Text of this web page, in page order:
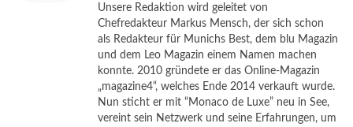
Familie die gleiche Tracht tragen kann.“
Ihre Kinder brachten Ideen in das Design ein: „Die Jungs waren
von Anfang an für Blau. Meine Tochter ist kein Pink-Fan und
fand somit Blau auch besser. So wurde es ein blaues Dirndl“,
sagt Alessandra Meyer-Wölden. Die Gäste haben die Kollektion
Unsere Redaktion wird geleitet von
Chefredakteur Markus Mensch, der sich schon
als Redakteur für Munichs Best, dem blu Magazin
und dem Leo Magazin einem Namen machen
konnte. 2010 gründete er das Online-Magazin
„magazine4“, welches Ende 2014 verkauft wurde.
Nun sticht er mit “Monaco de Luxe” neu in See,
vereint sein Netzwerk und seine Erfahrungen, um